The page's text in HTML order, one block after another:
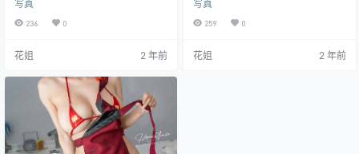
写真
236 0
花姐 2 年前
写真
259 0
花姐 2 年前